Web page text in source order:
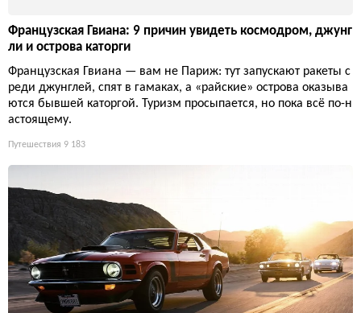
Французская Гвиана: 9 причин увидеть космодром, джунг
ли и острова каторги
Французская Гвиана — вам не Париж: тут запускают ракеты с
реди джунглей, спят в гамаках, а «райские» острова оказыва
ются бывшей каторгой. Туризм просыпается, но пока всё по-н
астоящему.
Путешествия 9 183